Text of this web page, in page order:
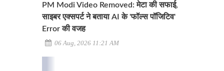
PM Modi Video Removed: मेटा की सफाई,
साइबर एक्सपर्ट ने बताया AI के 'फॉल्स पॉजिटिव'
Error की वजह
06 Aug, 2026 11:21 AM